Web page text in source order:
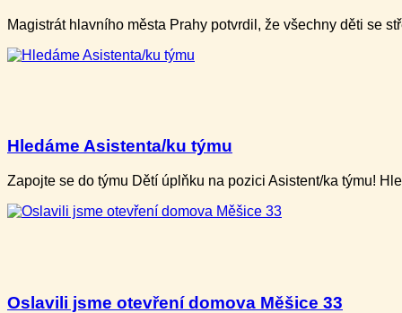
Magistrát hlavního města Prahy potvrdil, že všechny děti​ se
Hledáme Asistenta/ku týmu
Zapojte se do týmu Dětí úplňku na pozici Asistent/ka týmu!
Oslavili jsme otevření domova Měšice 33